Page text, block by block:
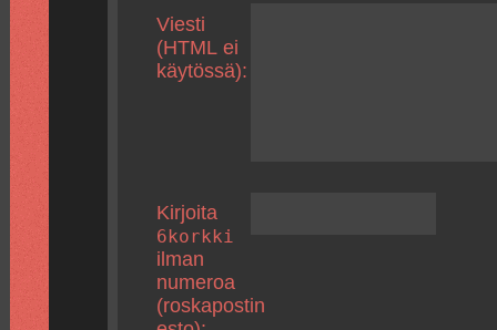
Viesti
(HTML ei
käytössä):
Kirjoita
6korkki
ilman
numeroa
(roskapostin